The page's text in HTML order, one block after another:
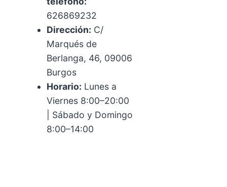
626869232
Dirección: C/
Marqués de
Berlanga, 46, 09006
Burgos
Horario: Lunes a
Viernes 8:00–20:00
| Sábado y Domingo
8:00–14:00